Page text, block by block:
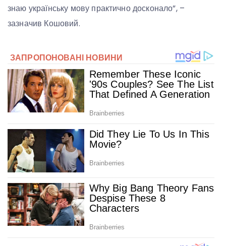
знаю українську мову практично досконало”, –
зазначив Кошовий.